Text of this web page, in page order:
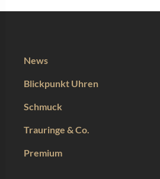
News
Blickpunkt Uhren
Schmuck
Trauringe & Co.
Premium